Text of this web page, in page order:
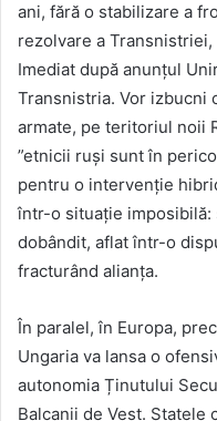
ani, fără o stabilizare a
rezolvare a
Imediat după anunțul
Transnistria. Vor izbucni
armate, pe teritoriul noii
”etnicii ruși sunt în
pentru o intervenție
într-o situație
dobândit, aflat într-o
fracturând alianța.
În paralel, în Europa,
Ungaria va lansa o
autonomia Ținutului
Balcanii de Vest. Statele